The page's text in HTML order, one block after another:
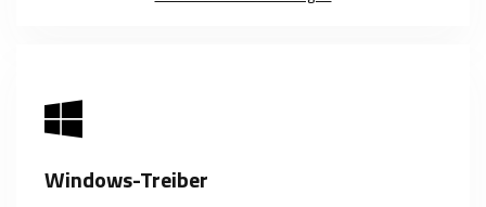
Windows-Treiber